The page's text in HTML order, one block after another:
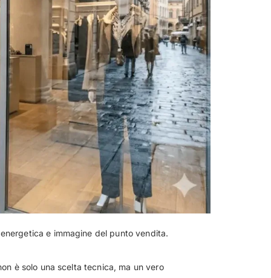
e immagine del punto vendita.
è solo una scelta tecnica, ma un vero